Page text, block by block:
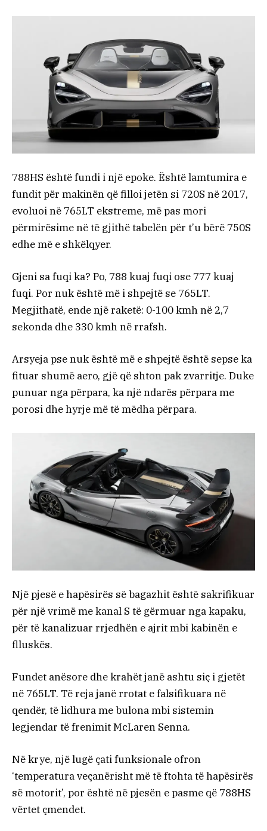
788HS është fundi i një epoke. Është lamtumira e
fundit për makinën që filloi jetën si 720S në 2017,
evoluoi në 765LT ekstreme, më pas mori
përmirësime në të gjithë tabelën për t’u bërë 750S
edhe më e shkëlqyer.
Gjeni sa fuqi ka? Po, 788 kuaj fuqi ose 777 kuaj
fuqi. Por nuk është më i shpejtë se 765LT.
Megjithatë, ende një raketë: 0-100 kmh në 2,7
sekonda dhe 330 kmh në rrafsh.
Arsyeja pse nuk është më e shpejtë është sepse ka
fituar shumë aero, gjë që shton pak zvarritje. Duke
punuar nga përpara, ka një ndarës përpara me
porosi dhe hyrje më të mëdha përpara.
Një pjesë e hapësirës së bagazhit është sakrifikuar
për një vrimë me kanal S të gërmuar nga kapaku,
për të kanalizuar rrjedhën e ajrit mbi kabinën e
flluskës.
Fundet anësore dhe krahët janë ashtu siç i gjetët
në 765LT. Të reja janë rrotat e falsifikuara në
qendër, të lidhura me bulona mbi sistemin
legjendar të frenimit McLaren Senna.
Në krye, një lugë çati funksionale ofron
‘temperatura veçanërisht më të ftohta të hapësirës
së motorit’, por është në pjesën e pasme që 788HS
vërtet çmendet.